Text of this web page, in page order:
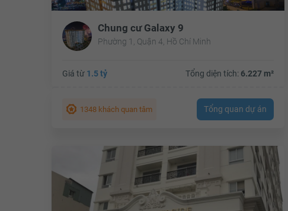
Chung cư Galaxy 9
Phường 1, Quận 4, Hồ Chí Minh
Giá từ 1.5 tỷ Tổng diện tích: 6.227 m²
1348 khách quan tâm Tổng quan dự án